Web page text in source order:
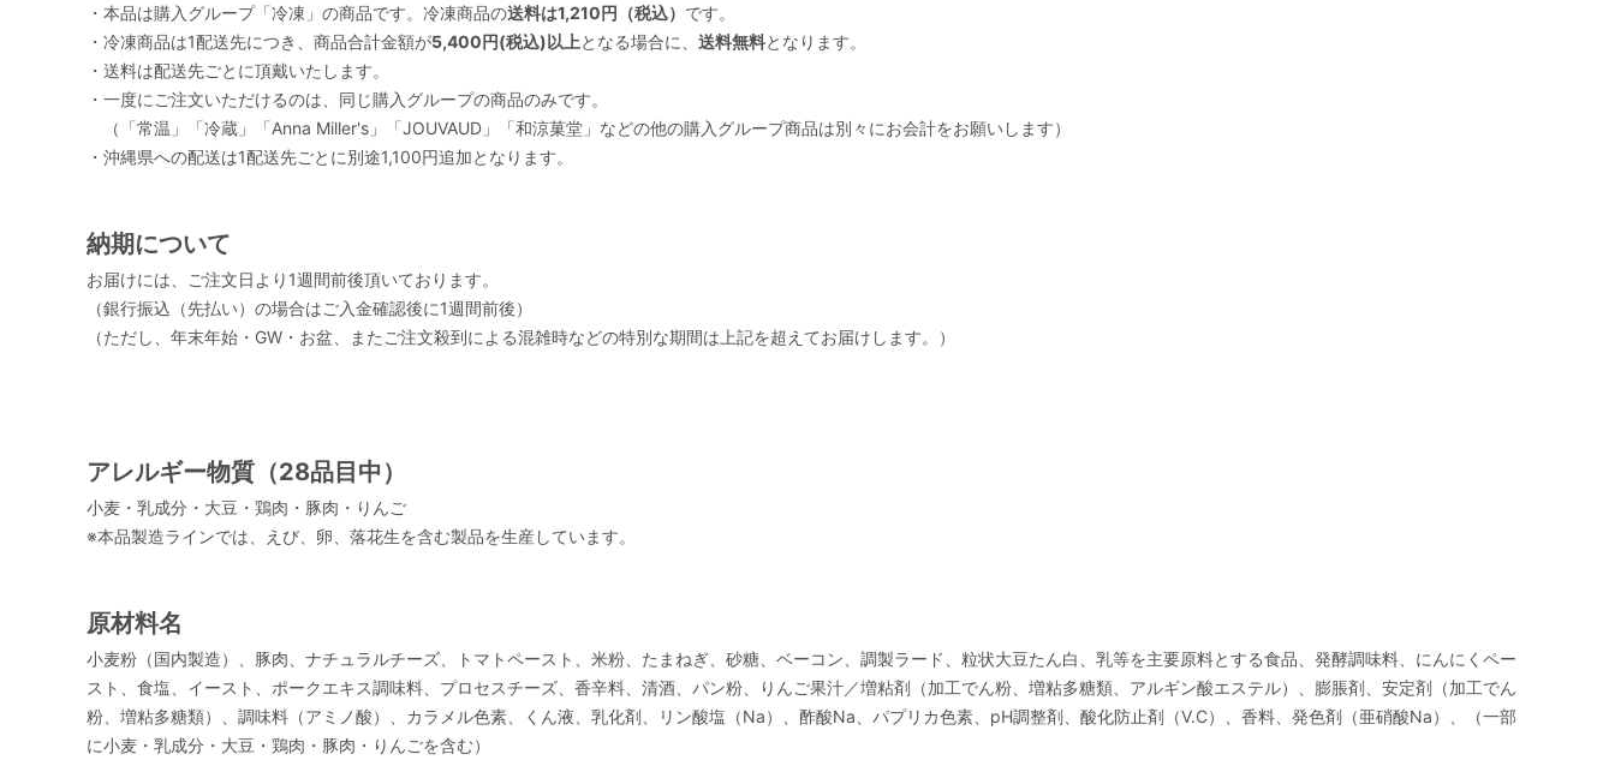
・本品は購入グループ「冷凍」の商品です。冷凍商品の送料は1,210円（税込） です。
・冷凍商品は1配送先につき、商品合計金額が5,400円(税込)以上となる場合に、 送料無料となります。
・送料は配送先ごとに頂戴いたします。
・一度にご注文いただけるのは、同じ購入グループの商品のみです。
（「常温」「冷蔵」「Anna Miller's」「JOUVAUD」「和涼菓堂」などの他の購入グループ商品は別々にお会計をお願いします）
・沖縄県への配送は1配送先ごとに別途1,100円追加となります。
納期について
お届けには、ご注文日より1週間前後頂いております。
（銀行振込（先払い）の場合はご入金確認後に1週間前後）
（ただし、年末年始・GW・お盆、またご注文殺到による混雑時などの特別な期間は上記を超えてお届けします。）
アレルギー物質（28品目中）
小麦・乳成分・大豆・鶏肉・豚肉・りんご
※本品製造ラインでは、えび、卵、落花生を含む製品を生産しています。
原材料名
小麦粉（国内製造）、豚肉、ナチュラルチーズ、トマトペースト、米粉、たまねぎ、砂糖、ベーコン、調製ラード、粒状大豆たん白、乳等を主要原料とする食品、発酵調味料、にんにくペー
スト、食塩、イースト、ポークエキス調味料、プロセスチーズ、香辛料、清酒、パン粉、りんご果汁／増粘剤（加工でん粉、増粘多糖類、アルギン酸エステル）、膨脹剤、安定剤（加工でん
粉、増粘多糖類）、調味料（アミノ酸）、カラメル色素、くん液、乳化剤、リン酸塩（Na）、酢酸Na、パプリカ色素、pH調整剤、酸化防止剤（V.C）、香料、発色剤（亜硝酸Na）、（一部
に小麦・乳成分・大豆・鶏肉・豚肉・りんごを含む）